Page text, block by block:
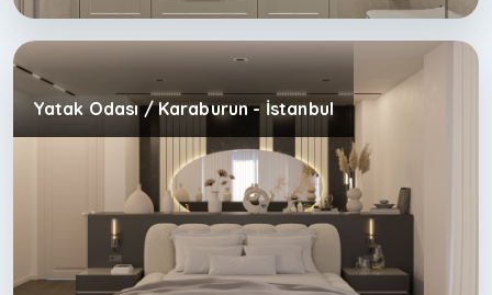
Yatak Odası / Karaburun - İstanbul